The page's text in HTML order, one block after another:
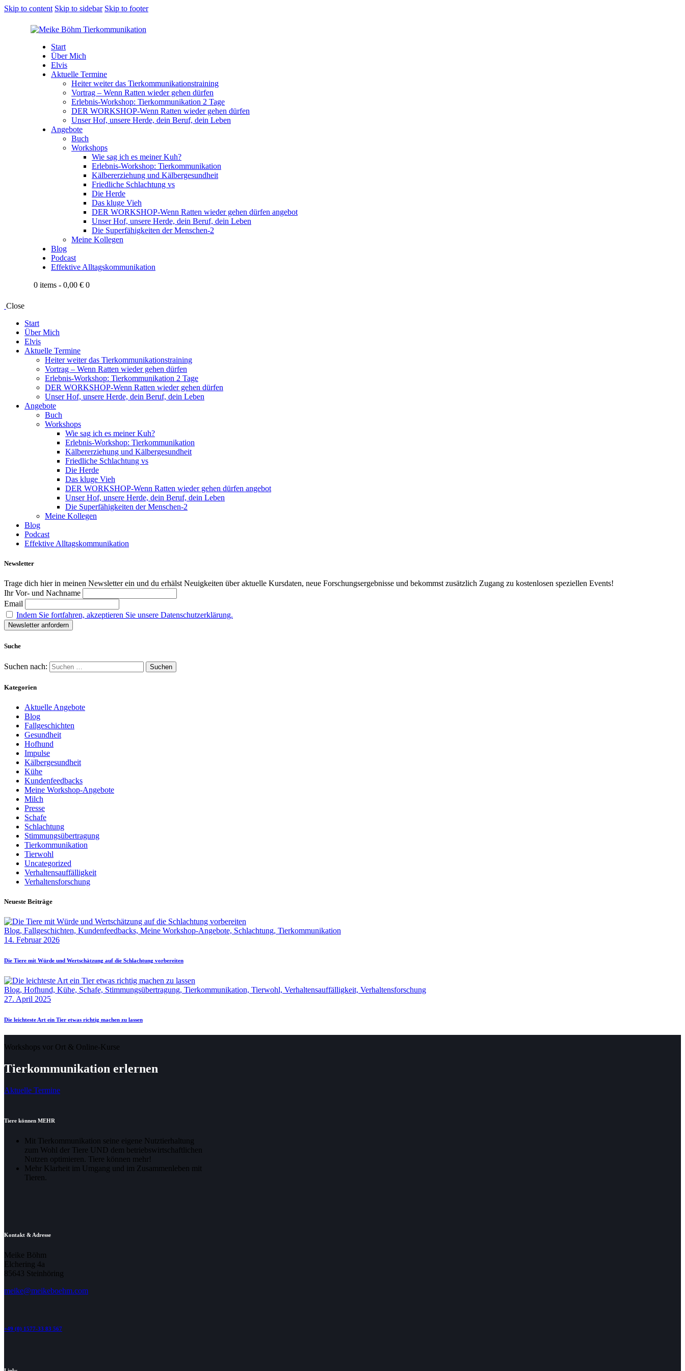
Skip to content Skip to sidebar Skip to footer
Start
Über Mich
Elvis
Aktuelle Termine
Heiter weiter das Tierkommunikationstraining
Vortrag – Wenn Ratten wieder gehen dürfen
Erlebnis-Workshop: Tierkommunikation 2 Tage
DER WORKSHOP-Wenn Ratten wieder gehen dürfen
Unser Hof, unsere Herde, dein Beruf, dein Leben
Angebote
Buch
Workshops
Wie sag ich es meiner Kuh?
Erlebnis-Workshop: Tierkommunikation
Kälbererziehung und Kälbergesundheit
Friedliche Schlachtung vs
Die Herde
Das kluge Vieh
DER WORKSHOP-Wenn Ratten wieder gehen dürfen angebot
Unser Hof, unsere Herde, dein Beruf, dein Leben
Die Superfähigkeiten der Menschen-2
Meine Kollegen
Blog
Podcast
Effektive Alltagskommunikation
0 items - 0,00 € 0
Close
Start
Über Mich
Elvis
Aktuelle Termine
Heiter weiter das Tierkommunikationstraining
Vortrag – Wenn Ratten wieder gehen dürfen
Erlebnis-Workshop: Tierkommunikation 2 Tage
DER WORKSHOP-Wenn Ratten wieder gehen dürfen
Unser Hof, unsere Herde, dein Beruf, dein Leben
Angebote
Buch
Workshops
Wie sag ich es meiner Kuh?
Erlebnis-Workshop: Tierkommunikation
Kälbererziehung und Kälbergesundheit
Friedliche Schlachtung vs
Die Herde
Das kluge Vieh
DER WORKSHOP-Wenn Ratten wieder gehen dürfen angebot
Unser Hof, unsere Herde, dein Beruf, dein Leben
Die Superfähigkeiten der Menschen-2
Meine Kollegen
Blog
Podcast
Effektive Alltagskommunikation
Newsletter
Trage dich hier in meinen Newsletter ein und du erhälst Neuigkeiten über aktuelle Kursdaten, neue Forschungsergebnisse und bekommst zusätzlich Zugang zu kostenlosen speziellen Events!
Ihr Vor- und Nachname
Email
Indem Sie fortfahren, akzeptieren Sie unsere Datenschutzerklärung.
Suche
Suchen nach:
Kategorien
Aktuelle Angebote
Blog
Fallgeschichten
Gesundheit
Hofhund
Impulse
Kälbergesundheit
Kühe
Kundenfeedbacks
Meine Workshop-Angebote
Milch
Presse
Schafe
Schlachtung
Stimmungsübertragung
Tierkommunikation
Tierwohl
Uncategorized
Verhaltensauffälligkeit
Verhaltensforschung
Neueste Beiträge
Blog, Fallgeschichten, Kundenfeedbacks, Meine Workshop-Angebote, Schlachtung, Tierkommunikation
14. Februar 2026
Die Tiere mit Würde und Wertschätzung auf die Schlachtung vorbereiten
Blog, Hofhund, Kühe, Schafe, Stimmungsübertragung, Tierkommunikation, Tierwohl, Verhaltensauffälligkeit, Verhaltensforschung
27. April 2025
Die leichteste Art ein Tier etwas richtig machen zu lassen
Workshops vor Ort & Online-Kurse
Tierkommunikation erlernen
Aktuelle Termine
Tiere können MEHR
Mit Tierkommunikation seine eigene Nutztierhaltung
zum Wohl der Tiere UND dem betriebswirtschaftlichen
Nutzen optimieren. Tiere können mehr!
Mehr Klarheit im Umgang und im Zusammenleben mit
Tieren.
Kontakt & Adresse
Meike Böhm
Elchering 4a
85643 Steinhöring
meike@meikeboehm.com
+49 (0) 1577-33 83 567